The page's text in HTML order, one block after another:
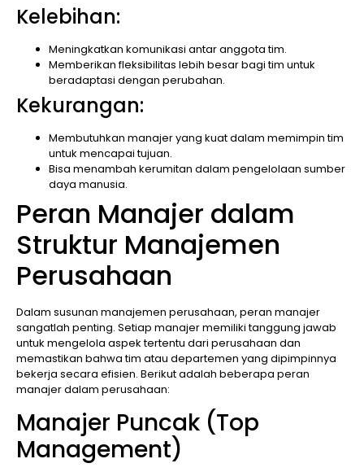
Kelebihan:
Meningkatkan komunikasi antar anggota tim.
Memberikan fleksibilitas lebih besar bagi tim untuk
beradaptasi dengan perubahan.
Kekurangan:
Membutuhkan manajer yang kuat dalam memimpin tim
untuk mencapai tujuan.
Bisa menambah kerumitan dalam pengelolaan sumber
daya manusia.
Peran Manajer dalam
Struktur Manajemen
Perusahaan
Dalam susunan manajemen perusahaan, peran manajer
sangatlah penting. Setiap manajer memiliki tanggung jawab
untuk mengelola aspek tertentu dari perusahaan dan
memastikan bahwa tim atau departemen yang dipimpinnya
bekerja secara efisien. Berikut adalah beberapa peran
manajer dalam perusahaan:
Manajer Puncak (Top
Management)